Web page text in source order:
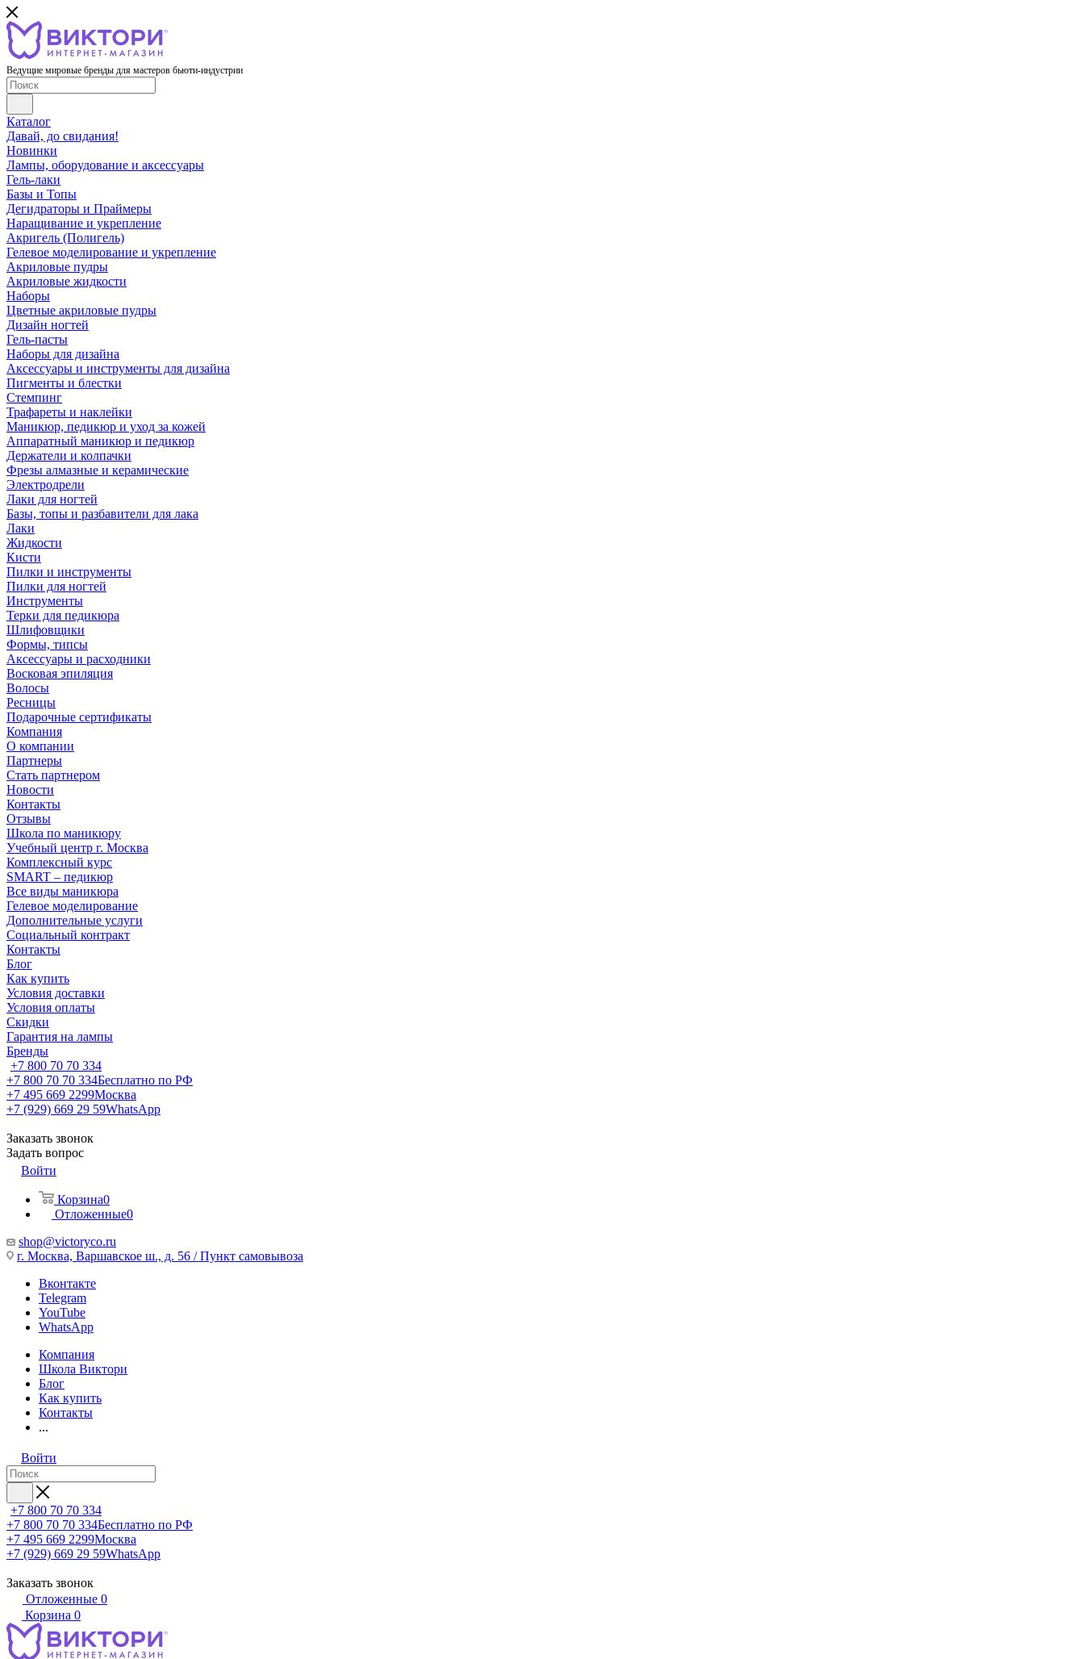
Ведущие мировые бренды для мастеров бьюти-индустрии
Каталог
Давай, до свидания!
Новинки
Лампы, оборудование и аксессуары
Гель-лаки
Базы и Топы
Дегидраторы и Праймеры
Наращивание и укрепление
Акригель (Полигель)
Гелевое моделирование и укрепление
Акриловые пудры
Акриловые жидкости
Наборы
Цветные акриловые пудры
Дизайн ногтей
Гель-пасты
Наборы для дизайна
Аксессуары и инструменты для дизайна
Пигменты и блестки
Стемпинг
Трафареты и наклейки
Маникюр, педикюр и уход за кожей
Аппаратный маникюр и педикюр
Держатели и колпачки
Фрезы алмазные и керамические
Электродрели
Лаки для ногтей
Базы, топы и разбавители для лака
Лаки
Жидкости
Кисти
Пилки и инструменты
Пилки для ногтей
Инструменты
Терки для педикюра
Шлифовщики
Формы, типсы
Аксессуары и расходники
Восковая эпиляция
Волосы
Ресницы
Подарочные сертификаты
Компания
О компании
Партнеры
Стать партнером
Новости
Контакты
Отзывы
Школа по маникюру
Учебный центр г. Москва
Комплексный курс
SMART – педикюр
Все виды маникюра
Гелевое моделирование
Дополнительные услуги
Социальный контракт
Контакты
Блог
Как купить
Условия доставки
Условия оплаты
Скидки
Гарантия на лампы
Бренды
+7 800 70 70 334
+7 800 70 70 334Бесплатно по РФ
+7 495 669 2299Москва
+7 (929) 669 29 59WhatsApp
Заказать звонок
Задать вопрос
Войти
Корзина0
Отложенные0
shop@victoryco.ru
г. Москва, Варшавское ш., д. 56 / Пункт самовывоза
Вконтакте
Telegram
YouTube
WhatsApp
Компания
Школа Виктори
Блог
Как купить
Контакты
...
Войти
+7 800 70 70 334
+7 800 70 70 334Бесплатно по РФ
+7 495 669 2299Москва
+7 (929) 669 29 59WhatsApp
Заказать звонок
Отложенные 0
Корзина 0